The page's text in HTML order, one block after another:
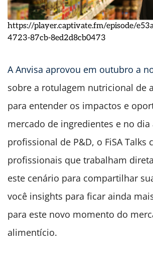
https://player.captivate.fm/episode/
4723-87cb-8ed2d8cb0473
A Anvisa aprovou em outubro a
sobre a rotulagem nutricional de
para entender os impactos e
mercado de ingredientes e no dia
profissional de P&D, o FiSA Talks
profissionais que trabalham
este cenário para compartilhar
você insights para ficar ainda
para este novo momento do
alimentício.